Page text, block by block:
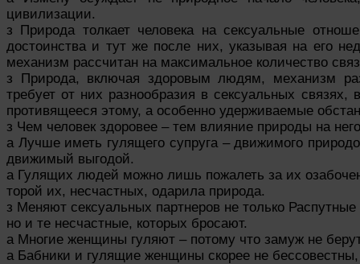
цивилизации.
з Природа толкает человека на сексуальные
достоинства и тут же после них, указывая на его
механизм рассчитан на максимальное количество
з Природа, включая здоровым людям, механизм
требует от них разнообразия в сексуальных
противящееся этому, а особенно удерживаемые
з Чем человек здоровее – тем влияние природы на
а Лучше иметь гулящего супруга – движимого
движимый выгодой.
а Гулящих людей можно лишь пожалеть за их
торой их, несчастных, одарила природа.
з Меняют сексуальных партнеров не только
но и те несчастные, которых бросают.
а Многие женщины гуляют – потому что замуж не
а Бабники и гулящие женщины скорее не